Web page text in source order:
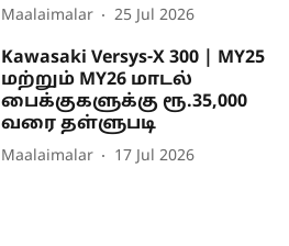
Maalaimalar 25 Jul 2026
Kawasaki Versys-X 300 | MY25
மற்றும் MY26 மாடல்
பைக்குகளுக்கு ரூ.35,000
வரை தள்ளுபடி
Maalaimalar 17 Jul 2026